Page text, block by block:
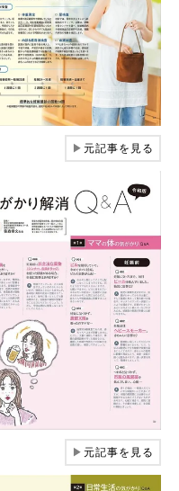
▶元記事を見る
▶元記事を見る